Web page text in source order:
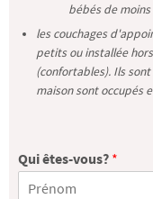
bébés de
les couchages
petits ou installée
(confortables). Ils
maison sont occupés
Qui êtes-vous? *